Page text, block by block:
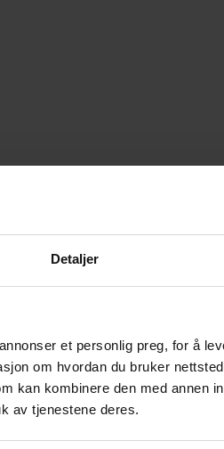
Detaljer
et personlig preg, for å
om hvordan du bruker
kan kombinere den med annen
av tjenestene deres.